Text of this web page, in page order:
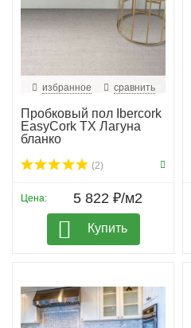
избранное сравнить
Пробковый пол Ibercork
EasyCork TX Лагуна
бланко
(2)
Цена: 5 822 ₽/м2
Купить